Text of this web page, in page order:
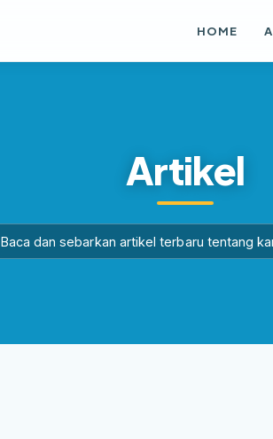
HOME
Artikel
Baca dan sebarkan artikel terbaru tentang